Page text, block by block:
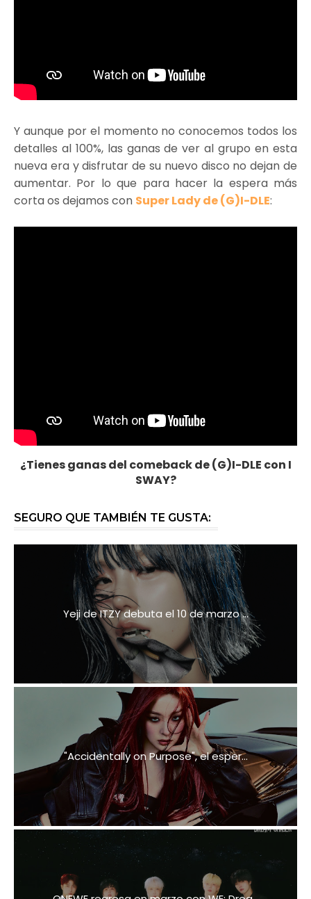
Y aunque por el momento no conocemos todos los
detalles al 100%, las ganas de ver al grupo en esta
nueva era y disfrutar de su nuevo disco no dejan de
aumentar. Por lo que para hacer la espera más
corta os dejamos con Super Lady de (G)I-DLE:
¿Tienes ganas del comeback de (G)I-DLE con I
SWAY?
SEGURO QUE TAMBIÉN TE GUSTA:
Yeji de ITZY debuta el 10 de marzo ...
"Accidentally on Purpose", el esper...